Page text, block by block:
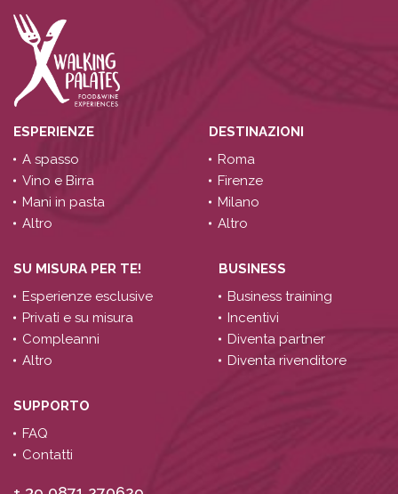
ESPERIENZE
A spasso
Vino e Birra
Mani in pasta
Altro
DESTINAZIONI
Roma
Firenze
Milano
Altro
SU MISURA PER TE!
Esperienze esclusive
Privati e su misura
Compleanni
Altro
BUSINESS
Business training
Incentivi
Diventa partner
Diventa rivenditore
SUPPORTO
FAQ
Contatti